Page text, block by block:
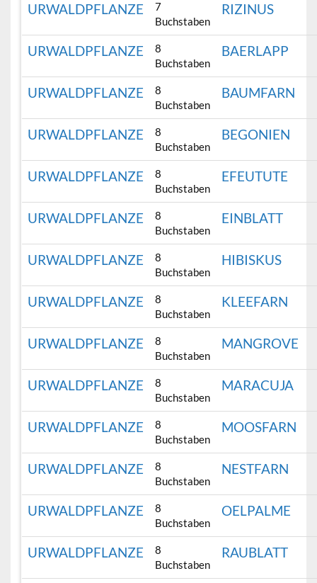
URWALDPFLANZE
7
Buchstaben
RIZINUS
URWALDPFLANZE
8
Buchstaben
BAERLAPP
URWALDPFLANZE
8
Buchstaben
BAUMFARN
URWALDPFLANZE
8
Buchstaben
BEGONIEN
URWALDPFLANZE
8
Buchstaben
EFEUTUTE
URWALDPFLANZE
8
Buchstaben
EINBLATT
URWALDPFLANZE
8
Buchstaben
HIBISKUS
URWALDPFLANZE
8
Buchstaben
KLEEFARN
URWALDPFLANZE
8
Buchstaben
MANGROVE
URWALDPFLANZE
8
Buchstaben
MARACUJA
URWALDPFLANZE
8
Buchstaben
MOOSFARN
URWALDPFLANZE
8
Buchstaben
NESTFARN
URWALDPFLANZE
8
Buchstaben
OELPALME
URWALDPFLANZE
8
Buchstaben
RAUBLATT